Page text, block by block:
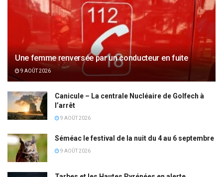
Une femme renversée par un conducteur en fuite
9 AOÛT 2026
Canicule – La centrale Nucléaire de Golfech à
l’arrêt
9 AOÛT 2026
Séméac le festival de la nuit du 4 au 6 septembre
9 AOÛT 2026